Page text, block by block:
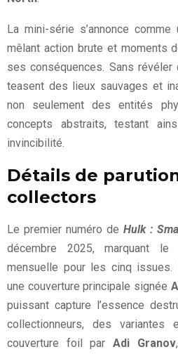
La mini-série s’annonce
mêlant action brute et moments
ses conséquences. Sans
teasent des lieux sauvages et
non seulement des entités
concepts abstraits, testant
invincibilité.
Détails de
collectors
Le premier numéro de Hulk :
décembre 2025, marquant le
mensuelle pour les cinq issues.
une couverture principale signée
puissant capture l’essence
collectionneurs, des variantes
couverture foil parAdi Granov